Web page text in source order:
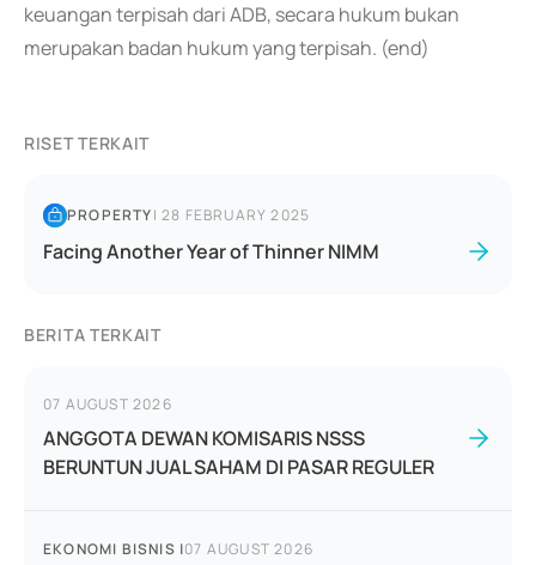
keuangan terpisah dari ADB, secara hukum bukan
merupakan badan hukum yang terpisah. (end)
RISET TERKAIT
PROPERTY|28 FEBRUARY 2025
Facing Another Year of Thinner NIMM
BERITA TERKAIT
07 AUGUST 2026
ANGGOTA DEWAN KOMISARIS NSSS
BERUNTUN JUAL SAHAM DI PASAR REGULER
EKONOMI BISNIS |07 AUGUST 2026